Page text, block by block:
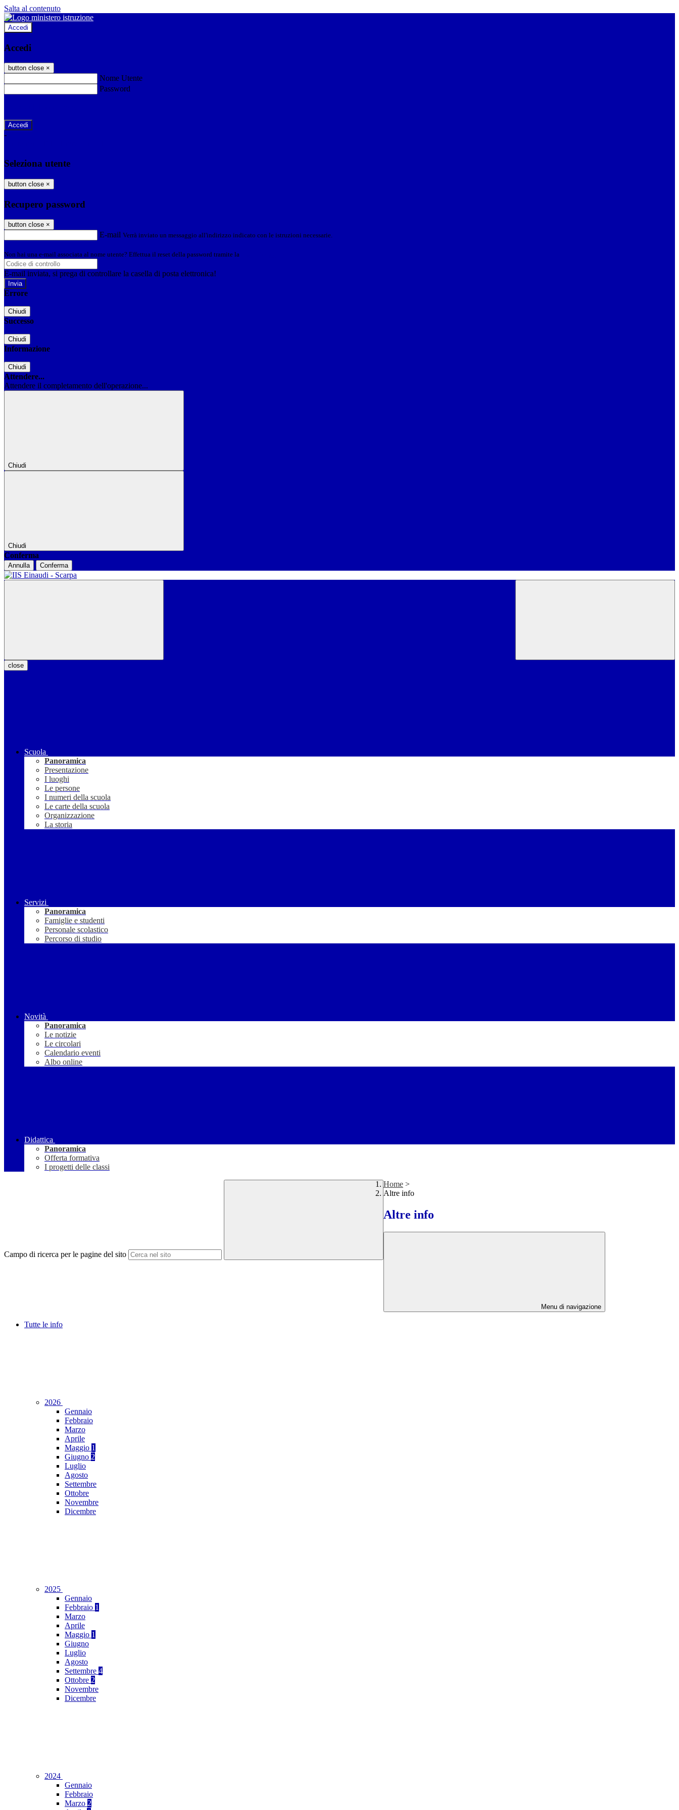
Salta al contenuto
Accedi
Accedi
button close ×
Nome Utente
Password
-
Seleziona utente
button close ×
Recupero password
button close ×
E-mail Verrà inviato un messaggio all'indirizzo indicato con le istruzioni necessarie.
Non hai una e-mail associata al nome utente? Effettua il reset della password tramite la
E-mail inviata, si prega di controllare la casella di posta elettronica!
Errore
Chiudi
Successo
Chiudi
Informazione
Chiudi
Attendere...
Attendere il completamento dell'operazione...
Chiudi
Chiudi
Conferma
Annulla Conferma
close
Scuola
Panoramica
Presentazione
I luoghi
Le persone
I numeri della scuola
Le carte della scuola
Organizzazione
La storia
Servizi
Panoramica
Famiglie e studenti
Personale scolastico
Percorso di studio
Novità
Panoramica
Le notizie
Le circolari
Calendario eventi
Albo online
Didattica
Panoramica
Offerta formativa
I progetti delle classi
Campo di ricerca per le pagine del sito
Home >
Altre info
Altre info
Menu di navigazione
Tutte le info
2026
Gennaio
Febbraio
Marzo
Aprile
Maggio 1
Giugno 2
Luglio
Agosto
Settembre
Ottobre
Novembre
Dicembre
2025
Gennaio
Febbraio 1
Marzo
Aprile
Maggio 1
Giugno
Luglio
Agosto
Settembre 4
Ottobre 2
Novembre
Dicembre
2024
Gennaio
Febbraio
Marzo 2